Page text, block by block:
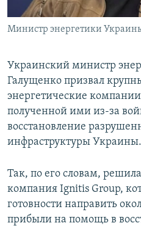
Все сайты РСЕ/РС
Министр энергетики
Украинский министр
Галущенко призвал
энергетические
полученной ими из-за
восстановление
инфраструктуры Украины.
Так, по его словам,
компания Ignitis Group,
готовности направить
прибыли на помощь в